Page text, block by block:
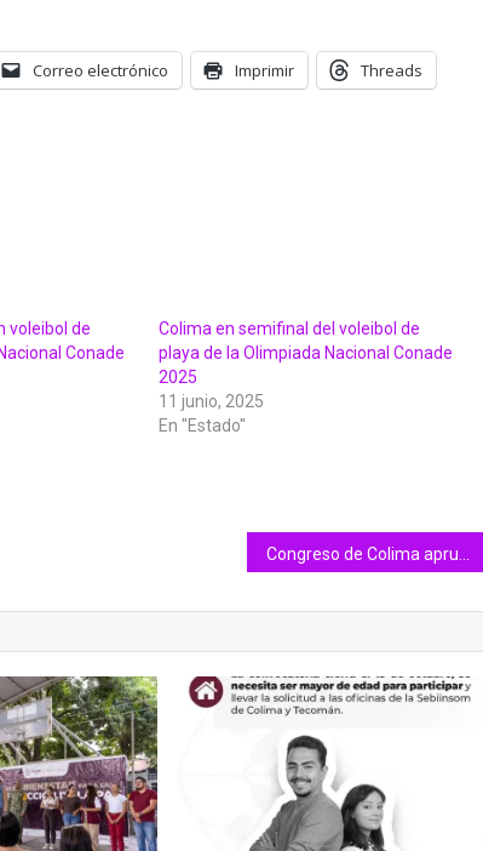
Correo electrónico Imprimir Threads
voleibol de
Conade
Colima en semifinal del voleibol de
playa de la Olimpiada Nacional Conade
2025
11 junio, 2025
En "Estado"